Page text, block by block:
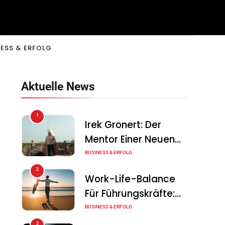
& ERFOLG
Aktuelle News
1
Irek Gronert: Der
Mentor Einer Neuen
Generation Von
BUSINESS & ERFOLG
2
Work-Life-Balance
Für Führungskräfte:
Illusion Oder Echte
BUSINESS & ERFOLG
3